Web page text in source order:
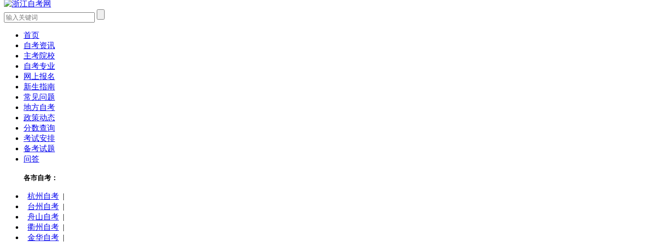
首页
自考资讯
主考院校
自考专业
网上报名
新生指南
常见问题
地方自考
政策动态
分数查询
考试安排
备考试题
问答
各市自考：
杭州自考 |
台州自考 |
舟山自考 |
衢州自考 |
金华自考 |